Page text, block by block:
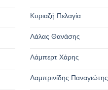
Κυριαζή Πελαγία
Λάλας Θανάσης
Λάμπερτ Χάρης
Λαμπρινίδης Παναγιώτης